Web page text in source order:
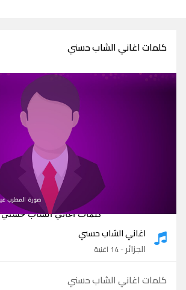
كلمات اغاني الشاب حسني
كلمات اغاني الشاب حسني
اغاني الشاب حسني
الجزائر- 14 اغنية
كلمات اغاني الشاب حسني